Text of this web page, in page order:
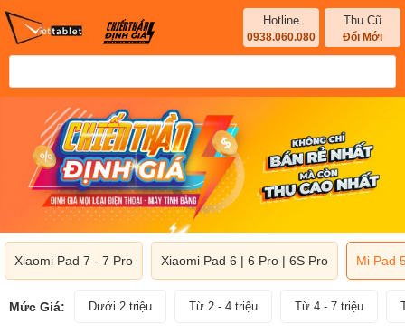
Hotline
0938.060.080
Thu Cũ
Đổi Mới
Xiaomi Pad 7 - 7 Pro Xiaomi Pad 6 | 6 Pro | 6S Pro Mi Pad
Mức Giá: Dưới 2 triệu Từ 2 - 4 triệu Từ 4 - 7 triệu